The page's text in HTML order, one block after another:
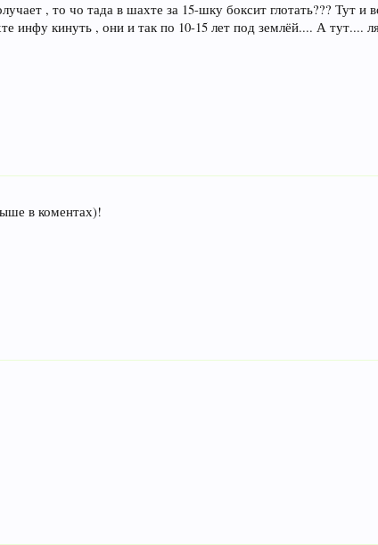
, то чо тада в шахте за 15-шку боксит глотать??? Тут и
инфу кинуть , они и так по 10-15 лет под землёй.... А тут....
в коментах)!